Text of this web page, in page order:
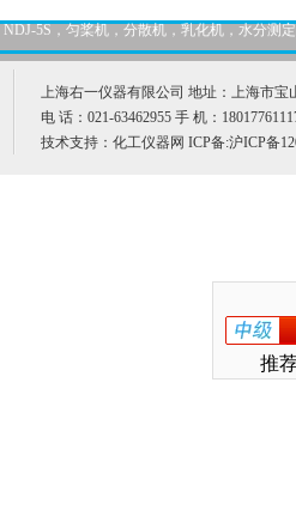
5S，匀桨机，分散机，乳化机，水分测
上海右一仪器有限公司 地址：上海市宝
电 话：021-63462955 手 机：
技术支持： 化工仪器网 ICP备:沪ICP备
推